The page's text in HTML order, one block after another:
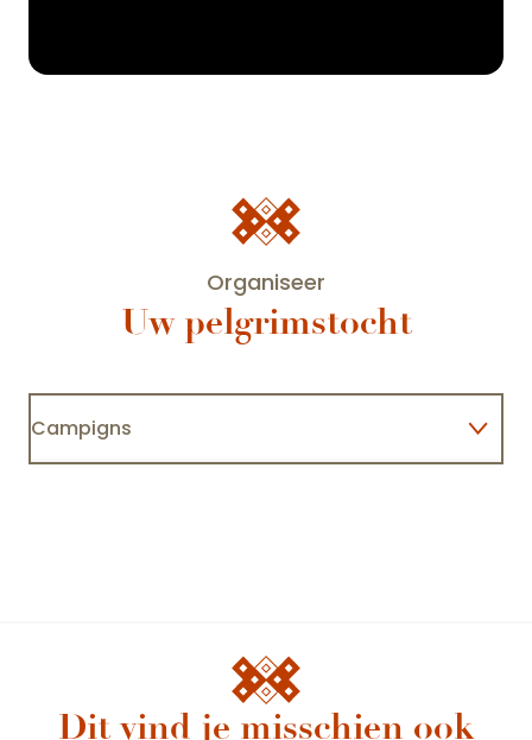
Organiseer
Uw pelgrimstocht
Campigns
Dit vind je misschien ook
MEURSANGES